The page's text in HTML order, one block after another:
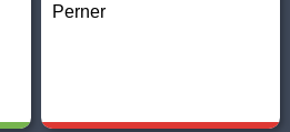
Perner